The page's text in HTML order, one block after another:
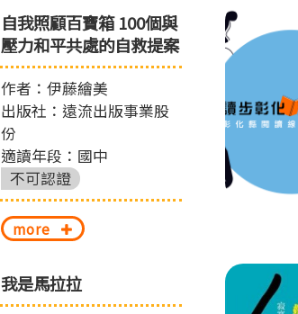
自我照顧百寶箱 100個與
壓力和平共處的自救提案
作者：伊藤繪美
出版社：遠流出版事業股
份
適讀年段：國中
不可認證
more
我是馬拉拉